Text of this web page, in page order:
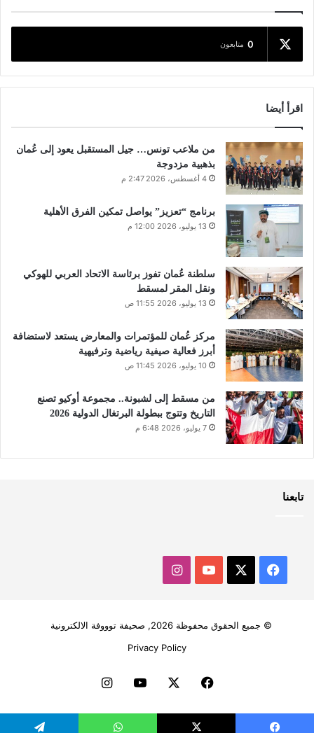
0 متابعون
اقرأ أيضا
من ملاعب تونس… جيل المستقبل يعود إلى عُمان
بذهبية مزدوجة
4 أغسطس، 2026 2:47 م
برنامج “تعزيز” يواصل تمكين الفرق الأهلية
13 يوليو، 2026 12:00 م
سلطنة عُمان تفوز برئاسة الاتحاد العربي للهوكي
ونقل المقر لمسقط
13 يوليو، 2026 11:55 ص
مركز عُمان للمؤتمرات والمعارض يستعد لاستضافة
أبرز فعالية صيفية رياضية وترفيهية
10 يوليو، 2026 11:45 ص
من مسقط إلى لشبونة.. مجموعة أوكيو تصنع
التاريخ وتتوج ببطولة البرتغال الدولية 2026
7 يوليو، 2026 6:48 م
تابعنا
فيسبوك ‫YouTubeانستقرام
© جميع الحقوق محفوظة 2026, صحيفة توووفة الالكترونية
Privacy Policy
فيسبوك ‫YouTubeانستقرام